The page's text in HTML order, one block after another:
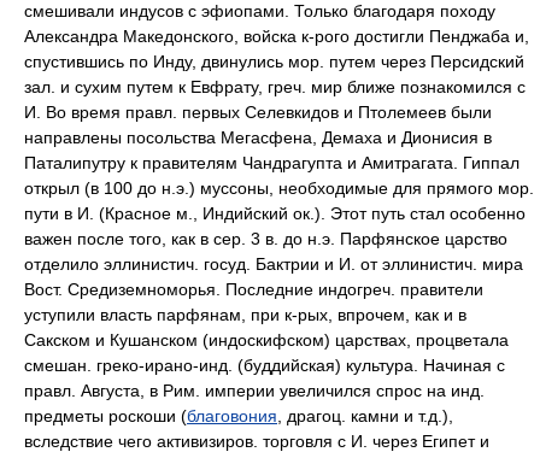
смешивали индусов с эфиопами. Только благодаря походу
Александра Македонского, войска к-рого достигли Пенджаба и,
спустившись по Инду, двинулись мор. путем через Персидский
зал. и сухим путем к Евфрату, греч. мир ближе познакомился с
И. Во время правл. первых Селевкидов и Птолемеев были
направлены посольства Мегасфена, Демаха и Дионисия в
Паталипутру к правителям Чандрагупта и Амитрагата. Гиппал
открыл (в 100 до н.э.) муссоны, необходимые для прямого мор.
пути в И. (Красное м., Индийский ок.). Этот путь стал особенно
важен после того, как в сер. 3 в. до н.э. Парфянское царство
отделило эллинистич. госуд. Бактрии и И. от эллинистич. мира
Вост. Средиземноморья. Последние индогреч. правители
уступили власть парфянам, при к-рых, впрочем, как и в
Сакском и Кушанском (индоскифском) царствах, процветала
смешан. греко-ирано-инд. (буддийская) культура. Начиная с
правл. Августа, в Рим. империи увеличился спрос на инд.
предметы роскоши (благовония , драгоц. камни и т.д.),
вследствие чего активизиров. торговля с И. через Египет и